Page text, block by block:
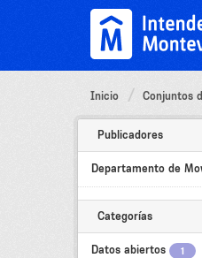
Inicio Conjuntos
Publicadores
Departamento de
Categorías
Datos abiertos 1